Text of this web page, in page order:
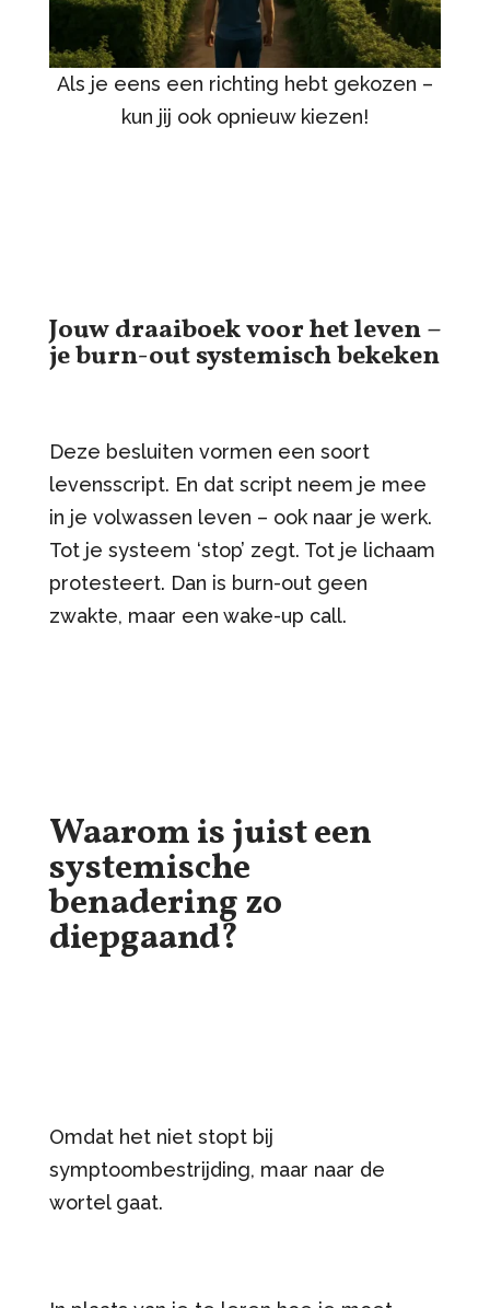
Als je eens een richting hebt gekozen –
kun jij ook opnieuw kiezen!
Jouw draaiboek voor het leven –
je burn-out systemisch bekeken
Deze besluiten vormen een soort
levensscript. En dat script neem je mee
in je volwassen leven – ook naar je werk.
Tot je systeem ‘stop’ zegt. Tot je lichaam
protesteert. Dan is burn-out geen
zwakte, maar een wake-up call.
Waarom is juist een
systemische
benadering zo
diepgaand?
Omdat het niet stopt bij
symptoombestrijding, maar naar de
wortel gaat.